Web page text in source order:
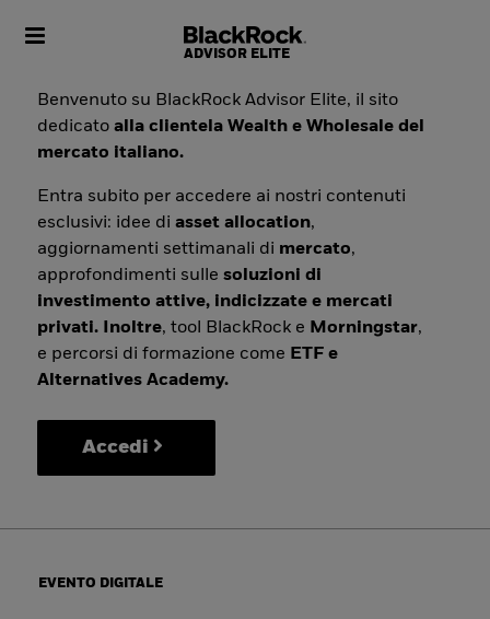
Toggle navigation
Benvenuto su BlackRock Advisor Elite, il sito
dedicatoalla clientela Wealth e Wholesale del
mercato italiano.
Entra subito per accedere ai nostri contenuti
esclusivi: idee diasset allocation,
aggiornamenti settimanali di mercato,
approfondimenti sullesoluzioni di
investimento attive, indicizzate e mercati
privati. Inoltre, tool BlackRock e Morningstar,
e percorsi di formazione come ETF e
Alternatives Academy.
Accedi
EVENTO DIGITALE